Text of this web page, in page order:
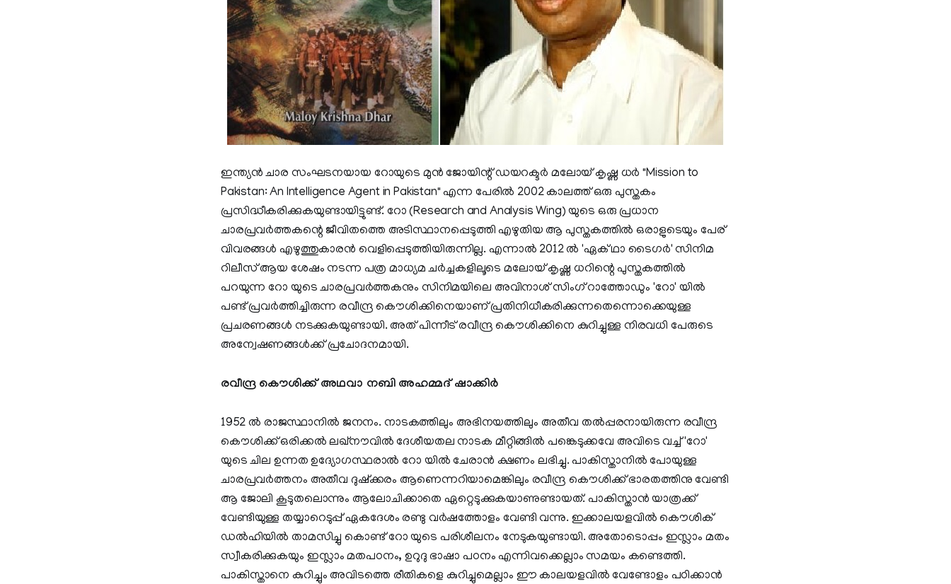
ഇന്ത്യൻ ചാര സംഘടനയായ റോയുടെ മുൻ ജോയിന്റ് ഡയറക്ടർ മലോയ് കൃഷ്ണ ധർ "Mission to
Pakistan: An Intelligence Agent in Pakistan" എന്ന പേരിൽ 2002 കാലത്ത് ഒരു പുസ്തകം
പ്രസിദ്ധീകരിക്കുകയുണ്ടായിട്ടുണ്ട്. റോ (Research and Analysis Wing) യുടെ ഒരു പ്രധാന
ചാരപ്രവർത്തകന്റെ ജീവിതത്തെ അടിസ്ഥാനപ്പെടുത്തി എഴുതിയ ആ പുസ്തകത്തിൽ ഒരാളുടെയും പേര്
വിവരങ്ങൾ എഴുത്തുകാരൻ വെളിപ്പെടുത്തിയിരുന്നില്ല. എന്നാൽ 2012 ൽ 'ഏക്‌ ഥാ ടൈഗർ' സിനിമ
റിലീസ് ആയ ശേഷം നടന്ന പത്ര മാധ്യമ ചർച്ചകളിലൂടെ മലോയ് കൃഷ്ണ ധറിന്റെ പുസ്തകത്തിൽ
പറയുന്ന റോ യുടെ ചാരപ്രവർത്തകനും സിനിമയിലെ അവിനാശ് സിംഗ് റാത്തോഡും 'റോ' യിൽ
പണ്ട് പ്രവർത്തിച്ചിരുന്ന രവീന്ദ്ര കൌശിക്കിനെയാണ് പ്രതിനിധീകരിക്കുന്നതെന്നൊക്കെയുള്ള
പ്രചരണങ്ങൾ നടക്കുകയുണ്ടായി. അത് പിന്നീട് രവീന്ദ്ര കൌശിക്കിനെ കുറിച്ചുള്ള നിരവധി പേരുടെ
അന്വേഷണങ്ങൾക്ക് പ്രചോദനമായി.
രവീന്ദ്ര കൌശിക്ക് അഥവാ നബി അഹമ്മദ് ഷാക്കിർ
1952 ൽ രാജസ്ഥാനിൽ ജനനം. നാടകത്തിലും അഭിനയത്തിലും അതീവ തൽപ്പരനായിരുന്ന രവീന്ദ്ര
കൌശിക്ക് ഒരിക്കൽ ലഖ്നൗവിൽ ദേശീയതല നാടക മീറ്റിങ്ങിൽ പങ്കെടുക്കവേ അവിടെ വച്ച് 'റോ'
യുടെ ചില ഉന്നത ഉദ്യോഗസ്ഥരാൽ റോ യിൽ ചേരാൻ ക്ഷണം ലഭിച്ചു. പാകിസ്താനിൽ പോയുള്ള
ചാരപ്രവർത്തനം അതീവ ദുഷ്ക്കരം ആണെന്നറിയാമെങ്കിലും രവീന്ദ്ര കൌശിക്ക് ഭാരതത്തിനു വേണ്ടി
ആ ജോലി കൂടുതലൊന്നും ആലോചിക്കാതെ ഏറ്റെടുക്കുകയാണുണ്ടായത്. പാകിസ്താൻ യാത്രക്ക്
വേണ്ടിയുള്ള തയ്യാറെടുപ്പ് ഏകദേശം രണ്ടു വർഷത്തോളം വേണ്ടി വന്നു. ഇക്കാലയളവിൽ കൌശിക്
ഡൽഹിയിൽ താമസിച്ചു കൊണ്ട് റോ യുടെ പരിശീലനം നേടുകയുണ്ടായി. അതോടൊപ്പം ഇസ്ലാം മതം
സ്വീകരിക്കുകയും ഇസ്ലാം മതപഠനം, ഉറുദു ഭാഷാ പഠനം എന്നിവക്കെല്ലാം സമയം കണ്ടെത്തി.
പാകിസ്താനെ കുറിച്ചും അവിടത്തെ രീതികളെ കുറിച്ചുമെല്ലാം ഈ കാലയളവിൽ വേണ്ടോളം പഠിക്കാൻ